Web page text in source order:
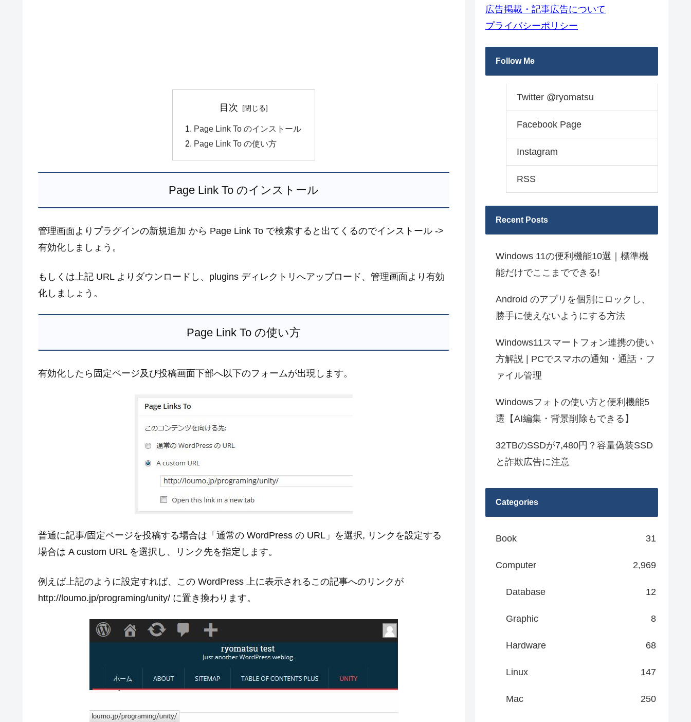
目次
Page Link To のインストール
Page Link To の使い方
Page Link To のインストール
管理画面よりプラグインの新規追加 から Page Link To で検索すると出てくるのでインストール ->
有効化しましょう。
もしくは上記 URL よりダウンロードし、plugins ディレクトリへアップロード、管理画面より有効
化しましょう。
Page Link To の使い方
有効化したら固定ページ及び投稿画面下部へ以下のフォームが出現します。
普通に記事/固定ページを投稿する場合は「通常の WordPress の URL」を選択, リンクを設定する
場合は A custom URL を選択し、リンク先を指定します。
例えば上記のように設定すれば、この WordPress 上に表示されるこの記事へのリンクが
http://loumo.jp/programing/unity/ に置き換わります。
広告掲載・記事広告について
プライバシーポリシー
Follow Me
Twitter @ryomatsu
Facebook Page
Instagram
RSS
Recent Posts
Windows 11の便利機能10選｜標準機
能だけでここまでできる!
Android のアプリを個別にロックし、
勝手に使えないようにする方法
Windows11スマートフォン連携の使い
方解説 | PCでスマホの通知・通話・フ
ァイル管理
Windowsフォトの使い方と便利機能5
選【AI編集・背景削除もできる】
32TBのSSDが7,480円？容量偽装SSD
と詐欺広告に注意
Categories
Book 31
Computer 2,969
Database 12
Graphic 8
Hardware 68
Linux 147
Mac 250